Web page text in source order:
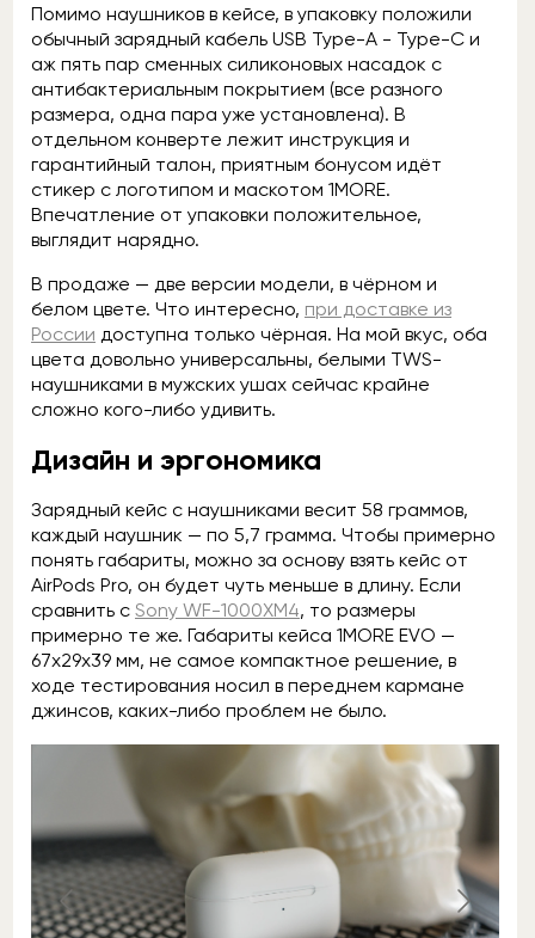
Помимо наушников в кейсе, в упаковку положили
обычный зарядный кабель USB Type-A - Type-C и
аж пять пар сменных силиконовых насадок с
антибактериальным покрытием (все разного
размера, одна пара уже установлена). В
отдельном конверте лежит инструкция и
гарантийный талон, приятным бонусом идёт
стикер с логотипом и маскотом 1MORE.
Впечатление от упаковки положительное,
выглядит нарядно.
В продаже — две версии модели, в чёрном и
белом цвете. Что интересно, при доставке из
России доступна только чёрная. На мой вкус, оба
цвета довольно универсальны, белыми TWS-
наушниками в мужских ушах сейчас крайне
сложно кого-либо удивить.
Дизайн и эргономика
Зарядный кейс с наушниками весит 58 граммов,
каждый наушник — по 5,7 грамма. Чтобы примерно
понять габариты, можно за основу взять кейс от
AirPods Pro, он будет чуть меньше в длину. Если
сравнить с Sony WF-1000XM4, то размеры
примерно те же. Габариты кейса 1MORE EVO —
67x29x39 мм, не самое компактное решение, в
ходе тестирования носил в переднем кармане
джинсов, каких-либо проблем не было.